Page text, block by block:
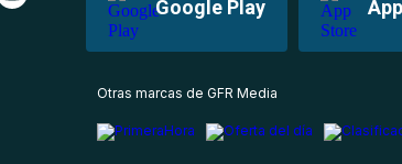
Google Play
Otras marcas de GFR Media